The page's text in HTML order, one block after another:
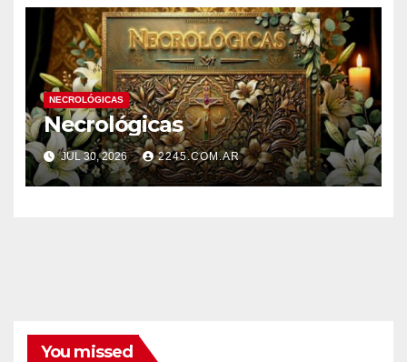
NECROLÓGICAS
Necrológicas
JUL 30, 2026 2245.COM.AR
You missed